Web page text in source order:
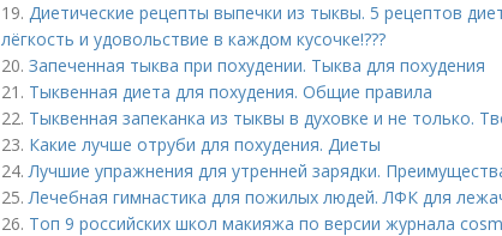
19. Диетические рецепты выпечки из тыквы. 5 рецептов
лёгкость и удовольствие в каждом кусочке!???
20. Запеченная тыква при похудении. Тыква для похудения
21. Тыквенная диета для похудения. Общие правила
22. Тыквенная запеканка из тыквы в духовке и не только.
23. Какие лучше отруби для похудения. Диеты
24.Лучшие упражнения для утренней зарядки.
25.Лечебная гимнастика для пожилых людей. ЛФК для
26. Топ 9 российских школ макияжа по версии журнала